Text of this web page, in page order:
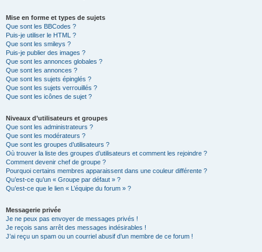
Mise en forme et types de sujets
Que sont les BBCodes ?
Puis-je utiliser le HTML ?
Que sont les smileys ?
Puis-je publier des images ?
Que sont les annonces globales ?
Que sont les annonces ?
Que sont les sujets épinglés ?
Que sont les sujets verrouillés ?
Que sont les icônes de sujet ?
Niveaux d’utilisateurs et groupes
Que sont les administrateurs ?
Que sont les modérateurs ?
Que sont les groupes d’utilisateurs ?
Où trouver la liste des groupes d’utilisateurs et comment les rejoindre ?
Comment devenir chef de groupe ?
Pourquoi certains membres apparaissent dans une couleur différente ?
Qu’est-ce qu’un « Groupe par défaut » ?
Qu’est-ce que le lien « L’équipe du forum » ?
Messagerie privée
Je ne peux pas envoyer de messages privés !
Je reçois sans arrêt des messages indésirables !
J’ai reçu un spam ou un courriel abusif d’un membre de ce forum !